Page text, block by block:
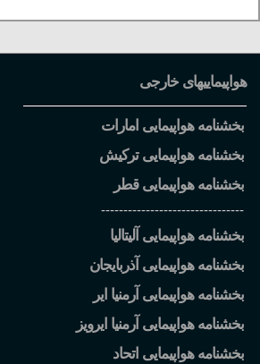
هواپیماییهای خارجی
بخشنامه هواپیمایی امارات
بخشنامه هواپیمایی ترکیش
بخشنامه هواپیمایی قطر
--------------------------------
بخشنامه هواپیمایی آلیتالیا
بخشنامه هواپیمایی آذربایجان
بخشنامه هواپیمایی آرمنیا ایر
بخشنامه هواپیمایی آرمنیا ایرویز
بخشنامه هواپیمایی اتحاد